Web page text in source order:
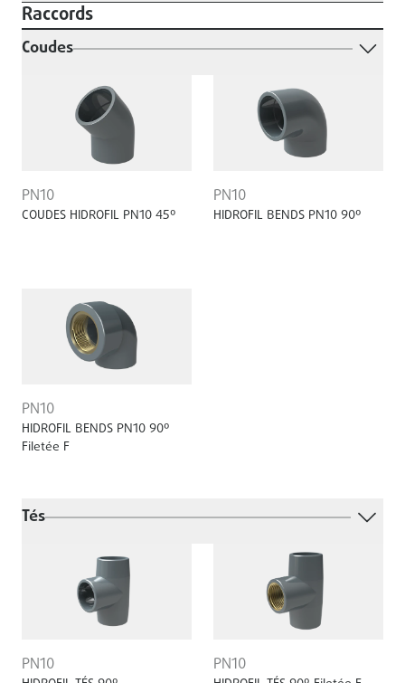
Raccords
Coudes
PN10
COUDES HIDROFIL PN10 45º
PN10
HIDROFIL BENDS PN10 90º
PN10
HIDROFIL BENDS PN10 90º
Filetée F
Tés
PN10 PN10